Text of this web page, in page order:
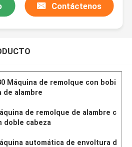
Contáctenos
Máquina de remolque con bobi
de alambre
de remolque de alambre c
doble cabeza
automática de envoltura d